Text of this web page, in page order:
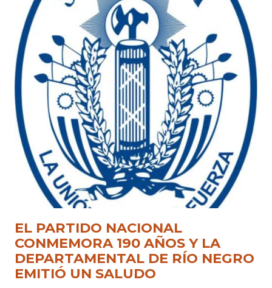
EL PARTIDO NACIONAL
CONMEMORA 190 AÑOS Y LA
DEPARTAMENTAL DE RÍO NEGRO
EMITIÓ UN SALUDO